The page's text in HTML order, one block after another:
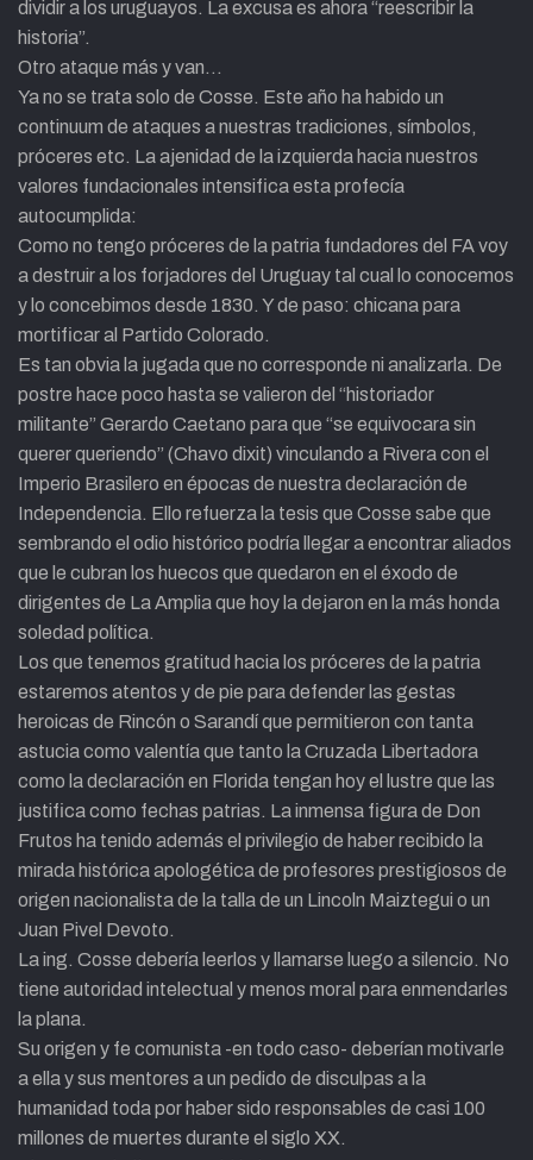
dividir a los uruguayos. La excusa es ahora “reescribir la
historia”.
Otro ataque más y van…
Ya no se trata solo de Cosse. Este año ha habido un
continuum de ataques a nuestras tradiciones, símbolos,
próceres etc. La ajenidad de la izquierda hacia nuestros
valores fundacionales intensifica esta profecía
autocumplida:
Como no tengo próceres de la patria fundadores del FA voy
a destruir a los forjadores del Uruguay tal cual lo conocemos
y lo concebimos desde 1830. Y de paso: chicana para
mortificar al Partido Colorado.
Es tan obvia la jugada que no corresponde ni analizarla. De
postre hace poco hasta se valieron del “historiador
militante” Gerardo Caetano para que “se equivocara sin
querer queriendo” (Chavo dixit) vinculando a Rivera con el
Imperio Brasilero en épocas de nuestra declaración de
Independencia. Ello refuerza la tesis que Cosse sabe que
sembrando el odio histórico podría llegar a encontrar aliados
que le cubran los huecos que quedaron en el éxodo de
dirigentes de La Amplia que hoy la dejaron en la más honda
soledad política.
Los que tenemos gratitud hacia los próceres de la patria
estaremos atentos y de pie para defender las gestas
heroicas de Rincón o Sarandí que permitieron con tanta
astucia como valentía que tanto la Cruzada Libertadora
como la declaración en Florida tengan hoy el lustre que las
justifica como fechas patrias. La inmensa figura de Don
Frutos ha tenido además el privilegio de haber recibido la
mirada histórica apologética de profesores prestigiosos de
origen nacionalista de la talla de un Lincoln Maiztegui o un
Juan Pivel Devoto.
La ing. Cosse debería leerlos y llamarse luego a silencio. No
tiene autoridad intelectual y menos moral para enmendarles
la plana.
Su origen y fe comunista -en todo caso- deberían motivarle
a ella y sus mentores a un pedido de disculpas a la
humanidad toda por haber sido responsables de casi 100
millones de muertes durante el siglo XX.